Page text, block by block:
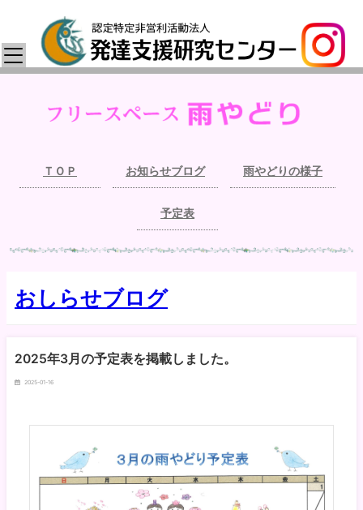
ＴＯＰ お知らせブログ 雨やどりの様子
予定表
おしらせブログ
2025年3月の予定表を掲載しました。
2025-01-16